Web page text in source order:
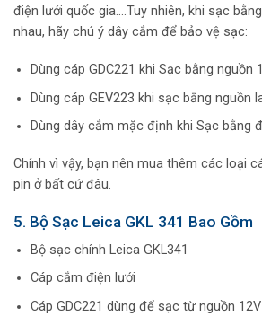
điện lưới quốc gia….Tuy nhiên, khi sạc
nhau, hãy chú ý dây cắm để bảo vệ sạc:
Dùng cáp GDC221 khi Sạc bằng nguồn
Dùng cáp GEV223 khi sạc bằng nguồn
Dùng dây cắm mặc định khi Sạc bằng
Chính vì vậy, bạn nên mua thêm các loại
pin ở bất cứ đâu.
5. Bộ Sạc Leica GKL 341 Bao Gồm
Bộ sạc chính Leica GKL341
Cáp cắm điện lưới
Cáp GDC221 dùng để sạc từ nguồn